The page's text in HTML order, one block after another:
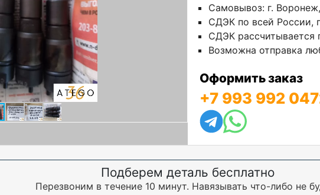
Самовывоз: г.
СДЭК по всей России,
СДЭК рассчитывается
Возможна отправка
Оформить заказ
+7 993 992
Подберем деталь бесплатно
Перезвоним в течение 10 минут. Навязывать что-либо не